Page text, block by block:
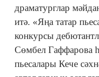
драматурглар
итә. «Яңа татар
конкурсы
Сөмбел Гаффарова
пьесалары Кече